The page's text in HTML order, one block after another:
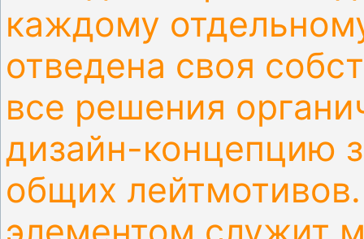
каждому
отведена своя
все решения
дизайн-концепцию
общих